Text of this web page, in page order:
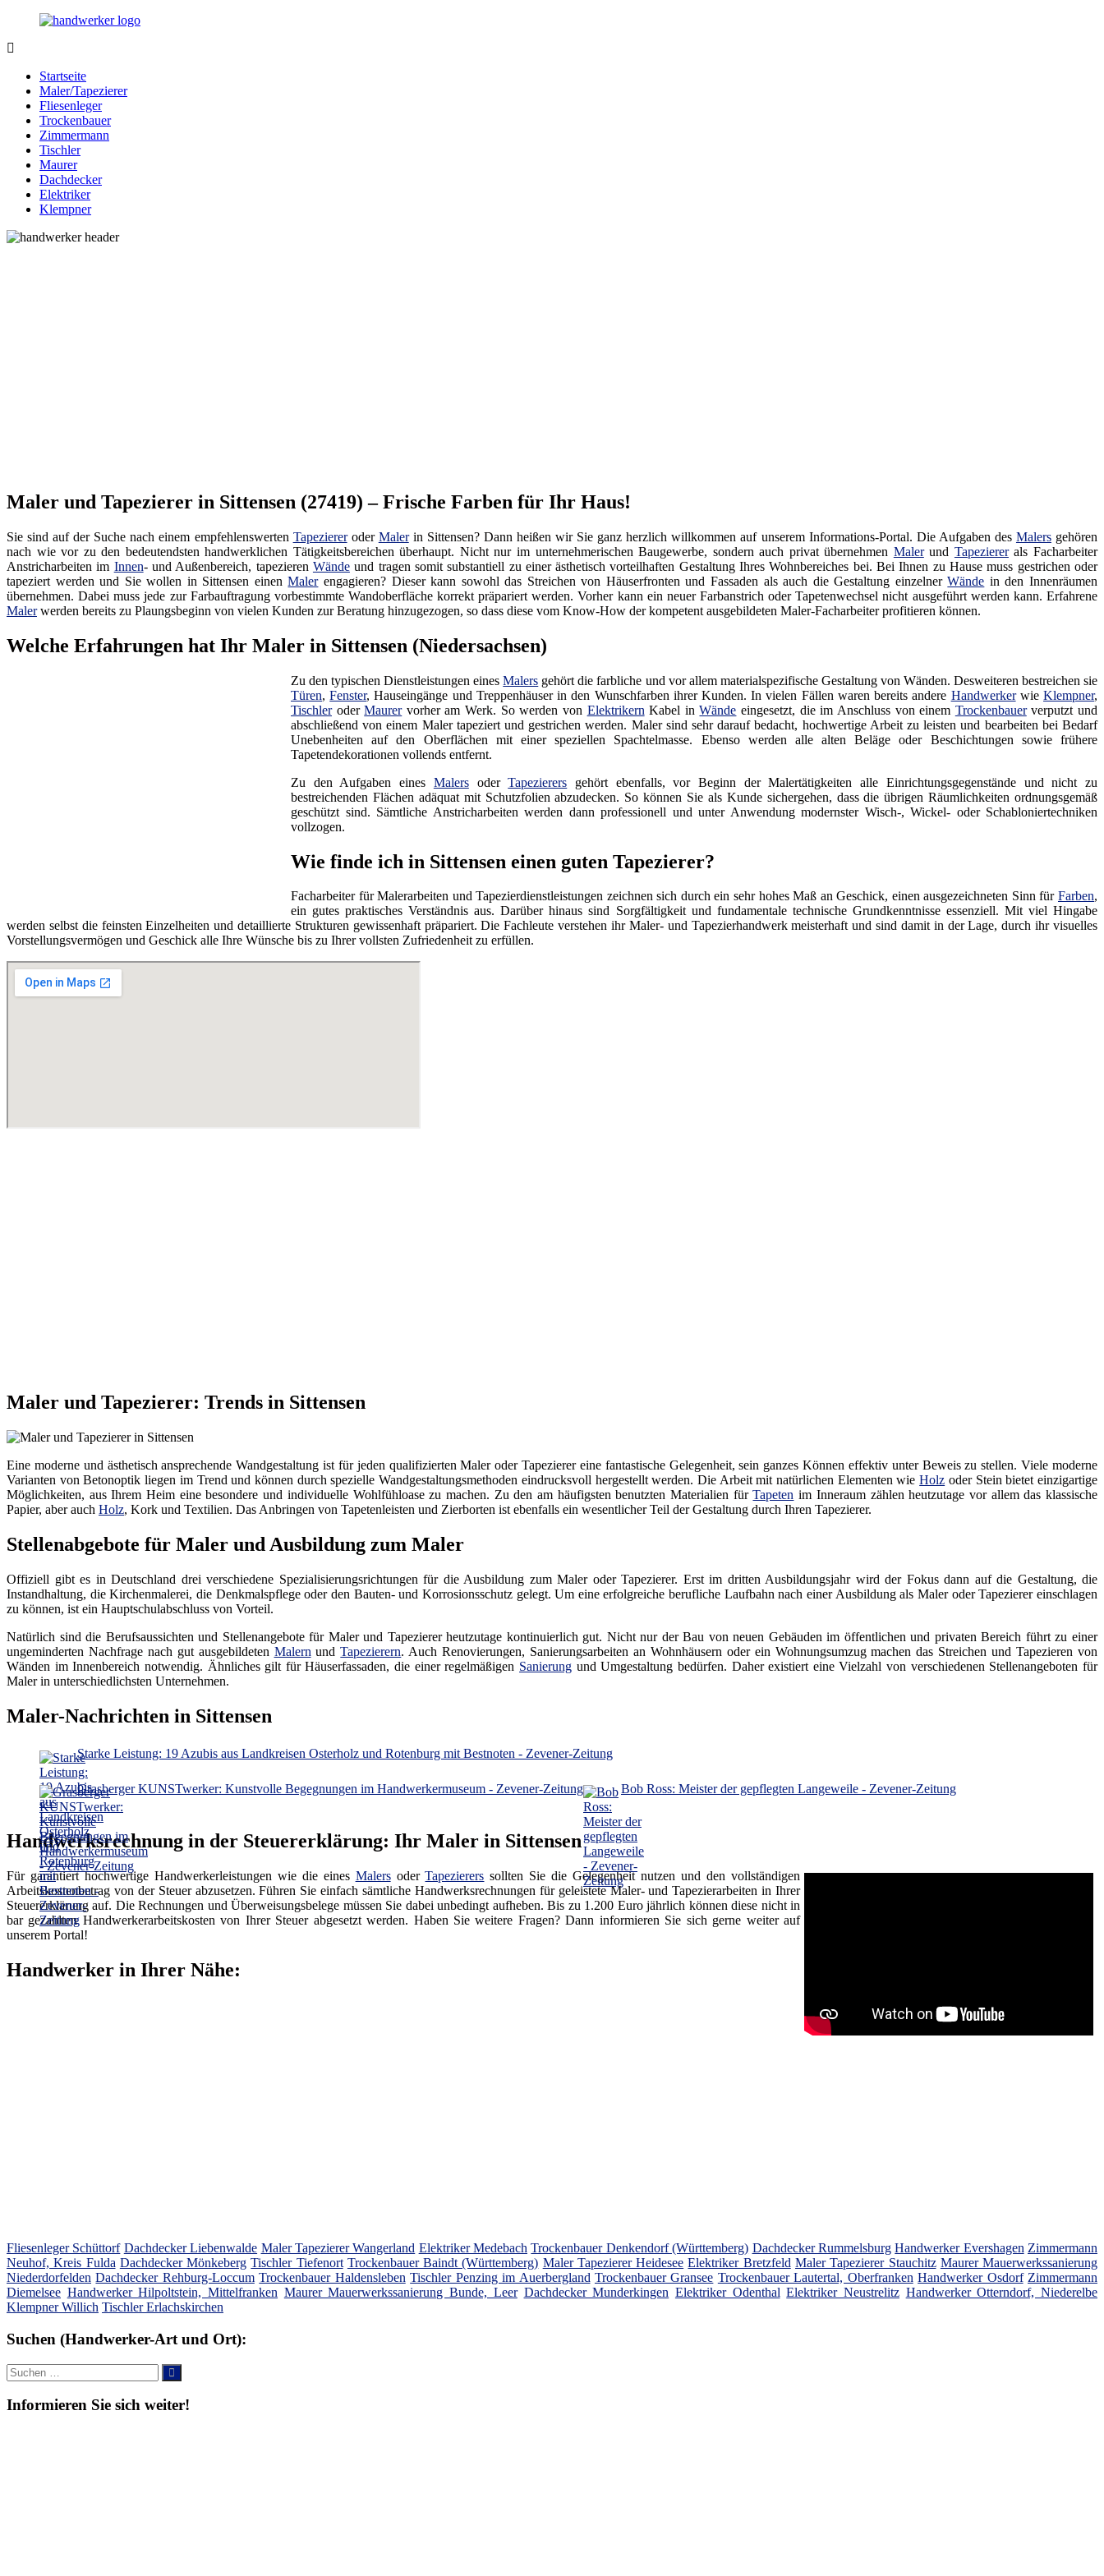
Zurück
Inhalt
Handwerker.de
Ihrer
Nähe
Startseite
Maler/Tapezierer
Fliesenleger
Trockenbauer
Zimmermann
Tischler
Maurer
Dachdecker
Elektriker
Klempner
Maler und Tapezierer in Sittensen (27419) – Frische Farben für Ihr Haus!
Sie sind auf der Suche nach einem empfehlenswerten Tapeziereroder Malerin Sittensen? Dann heißen wir Sie ganz herzlich willkommen auf unserem Informations-Portal. Die Aufgaben des Malersgehören
nach wie vor zu den bedeutendsten handwerklichen Tätigkeitsbereichen überhaupt. Nicht nur im unternehmerischen Baugewerbe, sondern auch privat übernehmen Malerund Tapeziererals Facharbeiter
Anstricharbeiten im Innen- und Außenbereich, tapezieren Wändeund tragen somit substantiell zu einer ästhetisch vorteilhaften Gestaltung Ihres Wohnbereiches bei. Bei Ihnen zu Hause muss gestrichen oder
tapeziert werden und Sie wollen in Sittensen einenMalerengagieren? Dieser kann sowohl das Streichen von Häuserfronten und Fassaden als auch die Gestaltung einzelnerWände in den Innenräumen
übernehmen. Dabei muss jede zur Farbauftragung vorbestimmte Wandoberfläche korrekt präpariert werden. Vorher kann ein neuer Farbanstrich oder Tapetenwechsel nicht ausgeführt werden kann. Erfahrene
Malerwerden bereits zu Plaungsbeginn von vielen Kunden zur Beratung hinzugezogen, so dass diese vom Know-How der kompetent ausgebildeten Maler-Facharbeiter profitieren können.
Welche Erfahrungen hat Ihr Maler in Sittensen (Niedersachsen)
Zu den typischen Dienstleistungen einesMalers gehört die farbliche und vor allem materialspezifische Gestaltung von Wänden. Desweiteren bestreichen sie
Türen,Fenster, Hauseingänge und Treppenhäuser in den Wunschfarben ihrer Kunden. In vielen Fällen waren bereits andere HandwerkerwieKlempner,
TischleroderMaurervorher am Werk. So werden von Elektrikern Kabel inWände eingesetzt, die im Anschluss von einem Trockenbauerverputzt und
abschließend von einem Maler tapeziert und gestrichen werden. Maler sind sehr darauf bedacht, hochwertige Arbeit zu leisten und bearbeiten bei Bedarf
Unebenheiten auf den Oberflächen mit einer speziellen Spachtelmasse. Ebenso werden alle alten Beläge oder Beschichtungen sowie frühere
Tapetendekorationen vollends entfernt.
Zu den Aufgaben eines MalersoderTapezierers gehört ebenfalls, vor Beginn der Malertätigkeiten alle Einrichtungsgegenstände und nicht zu
bestreichenden Flächen adäquat mit Schutzfolien abzudecken. So können Sie als Kunde sichergehen, dass die übrigen Räumlichkeiten ordnungsgemäß
geschützt sind. Sämtliche Anstricharbeiten werden dann professionell und unter Anwendung modernster Wisch-, Wickel- oder Schabloniertechniken
vollzogen.
Wie finde ich in Sittensen einen guten Tapezierer?
Facharbeiter für Malerarbeiten und Tapezierdienstleistungen zeichnen sich durch ein sehr hohes Maß an Geschick, einen ausgezeichneten Sinn für Farben,
ein gutes praktisches Verständnis aus. Darüber hinaus sind Sorgfältigkeit und fundamentale technische Grundkenntnisse essenziell. Mit viel Hingabe
werden selbst die feinsten Einzelheiten und detaillierte Strukturen gewissenhaft präpariert. Die Fachleute verstehen ihr Maler- und Tapezierhandwerk meisterhaft und sind damit in der Lage, durch ihr visuelles
Vorstellungsvermögen und Geschick alle Ihre Wünsche bis zu Ihrer vollsten Zufriedenheit zu erfüllen.
Maler und Tapezierer: Trends in Sittensen
Eine moderne und ästhetisch ansprechende Wandgestaltung ist für jeden qualifizierten Maler oder Tapezierer eine fantastische Gelegenheit, sein ganzes Können effektiv unter Beweis zu stellen. Viele moderne
Varianten von Betonoptik liegen im Trend und können durch spezielle Wandgestaltungsmethoden eindrucksvoll hergestellt werden. Die Arbeit mit natürlichen Elementen wieHolz oder Stein bietet einzigartige
Möglichkeiten, aus Ihrem Heim eine besondere und individuelle Wohlfühloase zu machen. Zu den am häufigsten benutzten Materialien fürTapeten im Inneraum zählen heutzutage vor allem das klassische
Papier, aber auch Holz, Kork und Textilien. Das Anbringen von Tapetenleisten und Zierborten ist ebenfalls ein wesentlicher Teil der Gestaltung durch Ihren Tapezierer.
Stellenabgebote für Maler und Ausbildung zum Maler
Offiziell gibt es in Deutschland drei verschiedene Spezialisierungsrichtungen für die Ausbildung zum Maler oder Tapezierer. Erst im dritten Ausbildungsjahr wird der Fokus dann auf die Gestaltung, die
Instandhaltung, die Kirchenmalerei, die Denkmalspflege oder den Bauten- und Korrosionsschutz gelegt. Um eine erfolgreiche berufliche Laufbahn nach einer Ausbildung als Maler oder Tapezierer einschlagen
zu können, ist ein Hauptschulabschluss von Vorteil.
Natürlich sind die Berufsaussichten und Stellenangebote für Maler und Tapezierer heutzutage kontinuierlich gut. Nicht nur der Bau von neuen Gebäuden im öffentlichen und privaten Bereich führt zu einer
ungeminderten Nachfrage nach gut ausgebildeten Malern undTapezierern. Auch Renovierungen, Sanierungsarbeiten an Wohnhäusern oder ein Wohnungsumzug machen das Streichen und Tapezieren von
Wänden im Innenbereich notwendig. Ähnliches gilt für Häuserfassaden, die einer regelmäßigen Sanierung und Umgestaltung bedürfen. Daher existiert eine Vielzahl von verschiedenen Stellenangeboten für
Maler in unterschiedlichsten Unternehmen.
Maler-Nachrichten in Sittensen
Starke Leistung: 19 Azubis aus Landkreisen Osterholz und Rotenburg mit Bestnoten - Zevener-Zeitung
Grasberger KUNSTwerker: Kunstvolle Begegnungen im Handwerkermuseum - Zevener-Zeitung Bob Ross: Meister der gepflegten Langeweile - Zevener-Zeitung
Handwerksrechnung in der Steuererklärung: Ihr Maler in Sittensen
Für garantiert hochwertige Handwerkerleistungen wie die eines MalersoderTapezierers sollten Sie die Gelegenheit nutzen und den vollständigen
Arbeitskostenbetrag von der Steuer abzusetzen. Führen Sie einfach sämtliche Handwerksrechnungen für geleistete Maler- und Tapezierarbeiten in Ihrer
Steuererklärung auf. Die Rechnungen und Überweisungsbelege müssen Sie dabei unbedingt aufheben. Bis zu 1.200 Euro jährlich können diese nicht in
bar gezahlten Handwerkerarbeitskosten von Ihrer Steuer abgesetzt werden. Haben Sie weitere Fragen? Dann informieren Sie sich gerne weiter auf
unserem Portal!
Handwerker in Ihrer Nähe:
Fliesenleger Schüttorf Dachdecker Liebenwalde Maler Tapezierer Wangerland Elektriker Medebach Trockenbauer Denkendorf (Württemberg) Dachdecker Rummelsburg Handwerker Evershagen Zimmermann
Neuhof, Kreis Fulda Dachdecker Mönkeberg Tischler Tiefenort Trockenbauer Baindt (Württemberg) Maler Tapezierer Heidesee Elektriker Bretzfeld Maler Tapezierer Stauchitz Maurer Mauerwerkssanierung
Niederdorfelden Dachdecker Rehburg-Loccum Trockenbauer Haldensleben Tischler Penzing im Auerbergland Trockenbauer Gransee Trockenbauer Lautertal, Oberfranken Handwerker Osdorf Zimmermann
Diemelsee Handwerker Hilpoltstein, Mittelfranken Maurer Mauerwerkssanierung Bunde, Leer Dachdecker Munderkingen Elektriker Odenthal Elektriker Neustrelitz Handwerker Otterndorf, Niederelbe
Klempner Willich Tischler Erlachskirchen
Suchen (Handwerker-Art und Ort):
Suche
nach:
Suchen
Informieren Sie sich weiter!